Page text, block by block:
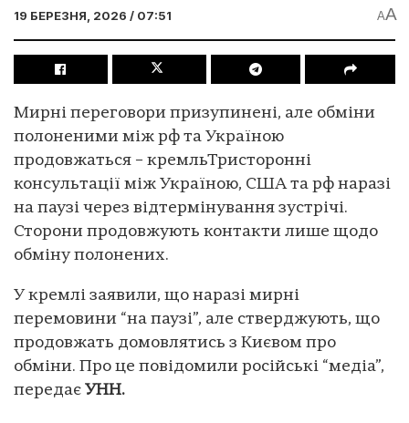
19 БЕРЕЗНЯ, 2026 / 07:51 AA
Мирні переговори призупинені, але обміни
полоненими між рф та Україною
продовжаться – кремльТристоронні
консультації між Україною, США та рф наразі
на паузі через відтермінування зустрічі.
Сторони продовжують контакти лише щодо
обміну полонених.
У кремлі заявили, що наразі мирні
перемовини “на паузі”, але стверджують, що
продовжать домовлятись з Києвом про
обміни. Про це повідомили російські “медіа”,
передає УНН.